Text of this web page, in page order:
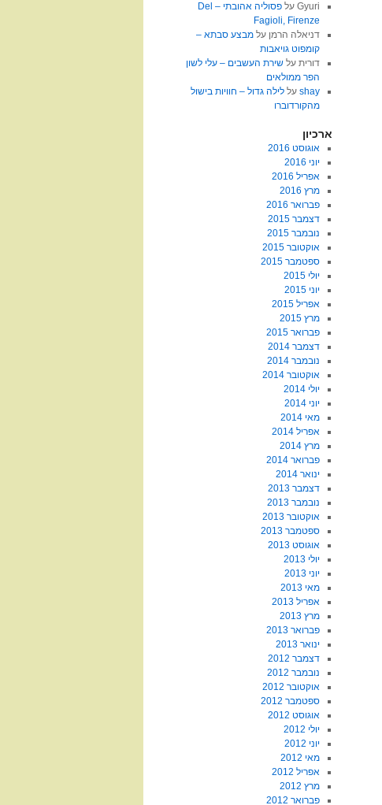
Gyuriעל
פסוליה אהובתי – Del
Fagioli, Firenze
דניאלה הרמן על מבצע סבתא –
קומפוט גויאבות
דוריתעל שירת העשבים – עלי לשון
הפר ממולאים
shayעל לילה גדול – חוויות בישול
מהקורדוברו
ארכיון
אוגוסט 2016
יוני 2016
אפריל 2016
מרץ 2016
פברואר 2016
דצמבר 2015
נובמבר 2015
אוקטובר 2015
ספטמבר 2015
יולי 2015
יוני 2015
אפריל 2015
מרץ 2015
פברואר 2015
דצמבר 2014
נובמבר 2014
אוקטובר 2014
יולי 2014
יוני 2014
מאי 2014
אפריל 2014
מרץ 2014
פברואר 2014
ינואר 2014
דצמבר 2013
נובמבר 2013
אוקטובר 2013
ספטמבר 2013
אוגוסט 2013
יולי 2013
יוני 2013
מאי 2013
אפריל 2013
מרץ 2013
פברואר 2013
ינואר 2013
דצמבר 2012
נובמבר 2012
אוקטובר 2012
ספטמבר 2012
אוגוסט 2012
יולי 2012
יוני 2012
מאי 2012
אפריל 2012
מרץ 2012
פברואר 2012